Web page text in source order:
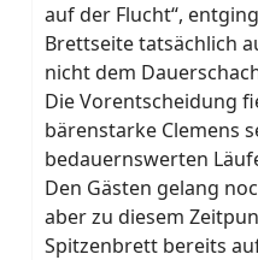
auf der Flucht“,
Brettseite tatsächlich
nicht dem
Die Vorentscheidung
bärenstarke Clemens
bedauernswerten
Den Gästen gelang
aber zu diesem
Spitzenbrett bereits